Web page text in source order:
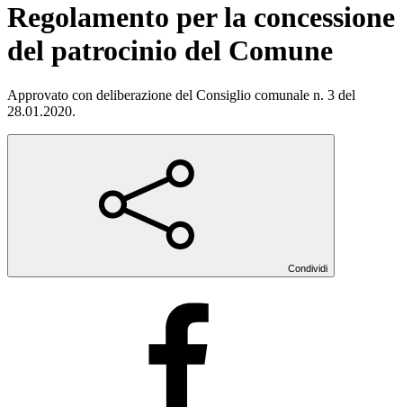
Regolamento per la concessione
del patrocinio del Comune
Approvato con deliberazione del Consiglio comunale n. 3 del
28.01.2020.
Condividi